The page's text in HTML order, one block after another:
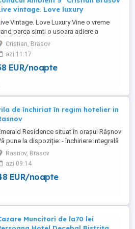
vintage. Love luxury
Vintage. Love Luxury Vine o vreme
parca simti o usoara adiere a
mangaindu-ti pleopele...si uite
pe nesimtite, te trezesti in fata
porti ale conacului Ambient din
la 12 km de Brasov. Noua mosie
Cristian, Brasov
azi 11:17
EUR/noapte
de închiriat în regim hotelier in
Residence situat în orașul Râșnov
pune la dispoziție: - închiriere integrală
21 persoane - 9 camere cu băi cu
și balcon - Wifi și cablu tv - Un lounge
și elegant - Grătar - Parcare privată
Poiana Brasov- 9 km - Cetatea Râșnov - 1
Rasnov, Brasov
azi 09:14
EUR/noapte
Muncitori de la70 lei